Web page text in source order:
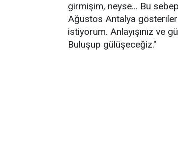
girmişim, neyse... Bu
Ağustos Antalya
istiyorum. Anlayışınız ve
Buluşup gülüşeceğiz."